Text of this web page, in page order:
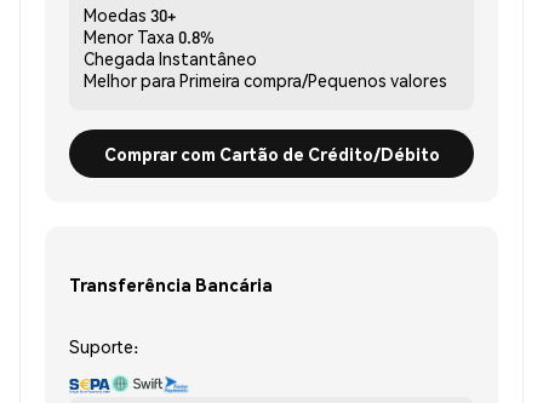
Moedas 30+
Menor Taxa 0.8%
Chegada Instantâneo
Melhor para Primeira compra/Pequenos valores
Comprar com Cartão de Crédito/Débito
Transferência Bancária
Suporte: